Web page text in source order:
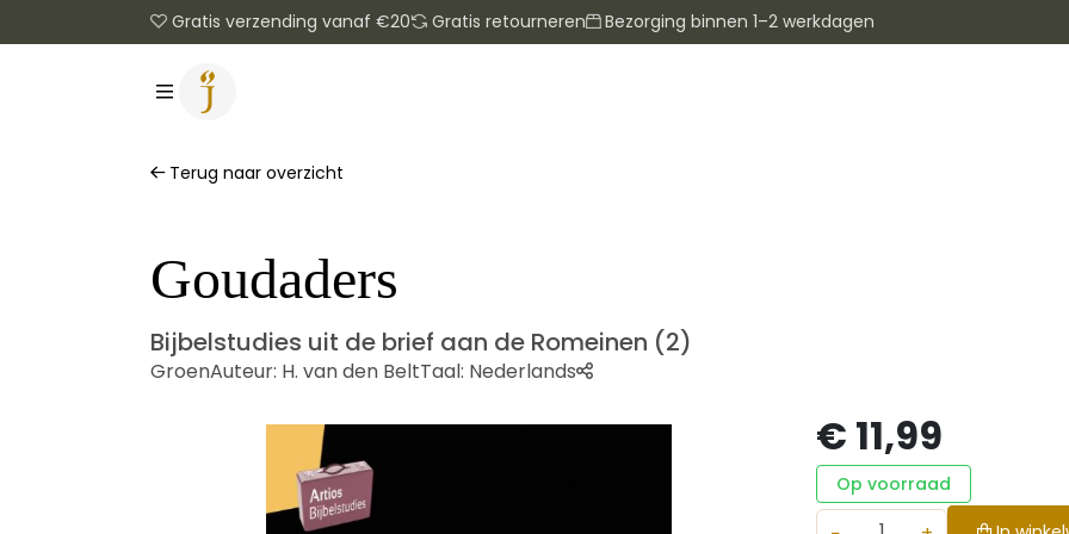
Gratis verzending vanaf €20 Gratis retourneren Bezorging binnen 1–2 werkdagen
Terug naar overzicht
Goudaders
Bijbelstudies uit de brief aan de Romeinen (2)
GroenAuteur: H. van den BeltTaal: Nederlands
€ 11,99
Op voorraad